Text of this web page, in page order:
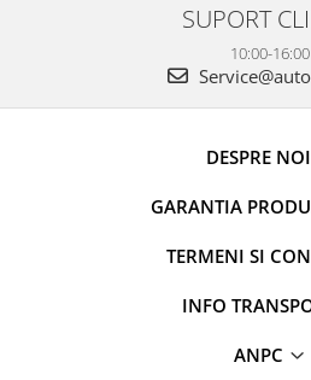
SUPORT
10:00-16:00
DESPRE NOI
GARANTIA
TERMENI SI
INFO
ANPC